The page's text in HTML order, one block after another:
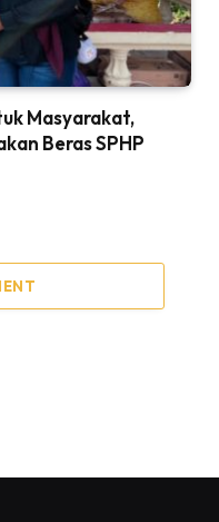
Masyarakat,
Beras SPHP